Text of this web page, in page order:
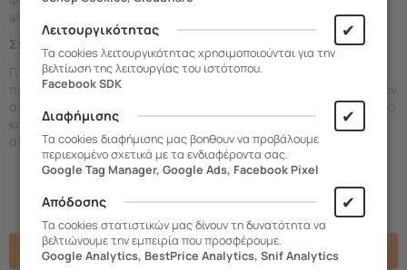
ψάρια μέχρι λαχανικά και μυρωδικά.
Σχετικά με την Tramontina:
Για περισσότερα από 100 χρόνια, η Tramontina δημιουργεί
προϊόντα που γίνονται μέρος της καθημερινότητας εκατομμυρίων
ανθρώπων σε όλο τον κόσμο. Με ποιότητα που αντέχει στον χρόνο
και σχεδιασμό που περνά από γενιά σε γενιά, συνεχίζει να
αποτελεί σημείο αναφοράς για την κουζίνα και το σπίτι.
Χαρακτηριστικά
Λειτουργικότητας ✔
Τα cookies λειτουργικότητας χρησιμοποιούνται για την
βελτίωση της λειτουργίας του ιστότοπου.
Facebook SDK
Διαφήμισης ✔
Τα cookies διαφήμισης μας βοηθουν να προβάλουμε
περιεχομένο σχετικά με τα ενδιαφέροντα σας.
Google Tag Manager, Google Ads, Facebook Pixel
Απόδοσης ✔
Τα cookies στατιστικών μας δίνουν τη δυνατότητα να
βελτιώνουμε την εμπειρία που προσφέρουμε.
Google Analytics, BestPrice Analytics, Snif Analytics